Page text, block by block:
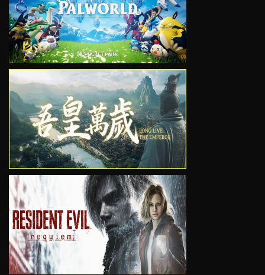
VIEW
VIEW
VIEW